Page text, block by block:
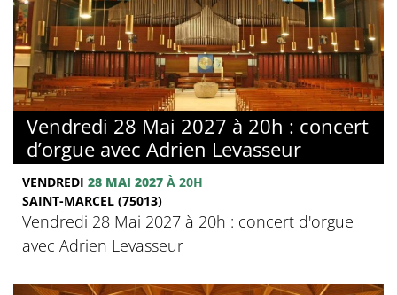
Vendredi 28 Mai 2027 à 20h : concert
d’orgue avec Adrien Levasseur
VENDREDI 28 MAI 2027 À 20H
SAINT-MARCEL (75013)
Vendredi 28 Mai 2027 à 20h : concert d'orgue
avec Adrien Levasseur